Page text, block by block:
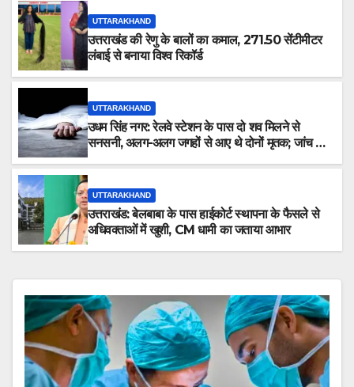
UTTARAKHAND
उत्तराखंड की रेणु के बालों का कमाल, 271.50 सेंटीमीटर
लंबाई से बनाया विश्व रिकॉर्ड
UTTARAKHAND
उधम सिंह नगर: रेलवे स्टेशन के पास दो शव मिलने से
सनसनी, अलग-अलग जगहों से आए थे दोनों मृतक; जांच में
UTTARAKHAND
उत्तराखंड: बेलबाबा के पास हाईकोर्ट स्थापना के फैसले से
अधिवक्ताओं में खुशी, CM धामी का जताया आभार